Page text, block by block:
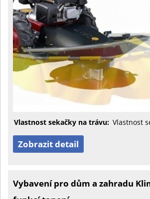
Vlastnost sekačky na trávu: Vlastnost
Zobrazit detail
Vybavení pro dům a zahradu